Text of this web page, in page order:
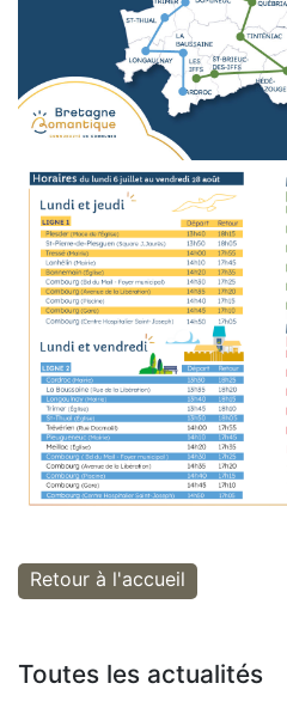
Retour à l'accueil
Toutes les actualités